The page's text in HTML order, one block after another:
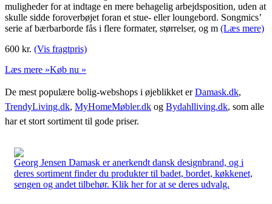
muligheder for at indtage en mere behagelig arbejdsposition, uden at
skulle sidde foroverbøjet foran et stue- eller loungebord. Songmics’
serie af bærbarborde fås i flere formater, størrelser, og m (Læs mere)
600 kr. (Vis fragtpris)
Læs mere »Køb nu »
De mest populære bolig-webshops i øjeblikket erDamask.dk,
TrendyLiving.dk, MyHomeMøbler.dk og Bydahlliving.dk, som alle
har et stort sortiment til gode priser.
Georg Jensen Damask er anerkendt dansk designbrand, og i
deres sortiment finder du produkter til badet, bordet, køkkenet,
sengen og andet tilbehør. Klik her for at se deres udvalg.